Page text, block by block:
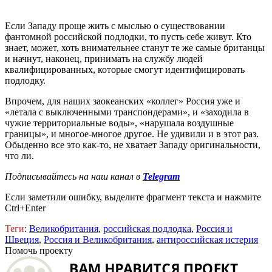
Если Западу проще жить с мыслью о существовании
фантомной российской подлодки, то пусть себе живут. Кто
знает, может, хоть внимательнее станут те же самые британцы
и начнут, наконец, принимать на службу людей
квалифицированных, которые смогут идентифицировать
подлодку.
Впрочем, для наших заокеанских «коллег» Россия уже и
«летала с выключенными транспондерами», и «заходила в
чужие территориальные воды», «нарушала воздушные
границы», и многое-многое другое. Не удивили и в этот раз.
Обыденно все это как-то, не хватает Западу оригинальности,
что ли.
Подписывайтесь на наш канал в Telegram
Если заметили ошибку, выделите фрагмент текста и нажмите
Ctrl+Enter
Теги: Великобритания, российская подлодка, Россия и
Швеция, Россия и Великобритания, антироссийская истерия
Помочь проекту